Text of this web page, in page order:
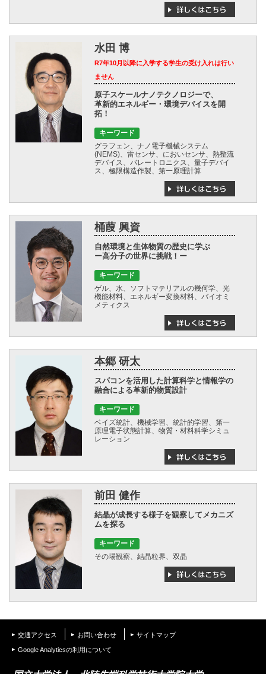
水田 博
R7年10月以降に入学する学生の受け入れは行い
ません
原子スケールナノテクノロジーで、
革新的エネルギー・環境デバイスを開
拓！
キーワード
グラフェン、ナノ電子機械システム
(NEMS)、雷センサ、においセンサ、熱整流
デバイス、バレートロニクス、量子デバイ
ス、極限構造作製、第一原理計算
桶葭 興資
自然環境と生体物質の歴史に学ぶ
ー高分子の世界に挑戦！ー
キーワード
ゲル、水、ソフトマテリアルの幾何学、光
機能材料、エネルギー変換材料、バイオミ
メティクス
本郷 研太
スパコンを活用した計算科学と情報学の
融合による革新的物質設計
キーワード
ベイズ統計、機械学習、統計的学習、第一
原理電子状態計算、物質・材料科学シミュ
レーション
前田 健作
結晶が成長する様子を観察してメカニズ
ムを探る
キーワード
その場観察、結晶粒界、双晶
交通アクセス お問い合わせ サイトマップ
Google Analyticsの利用について